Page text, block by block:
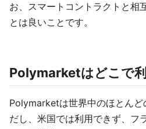
お、スマートコントラクトと相
とは良いことです。
Polymarketはどこで
Polymarketは世界中のほとんど
だし、米国では利用できず、フ